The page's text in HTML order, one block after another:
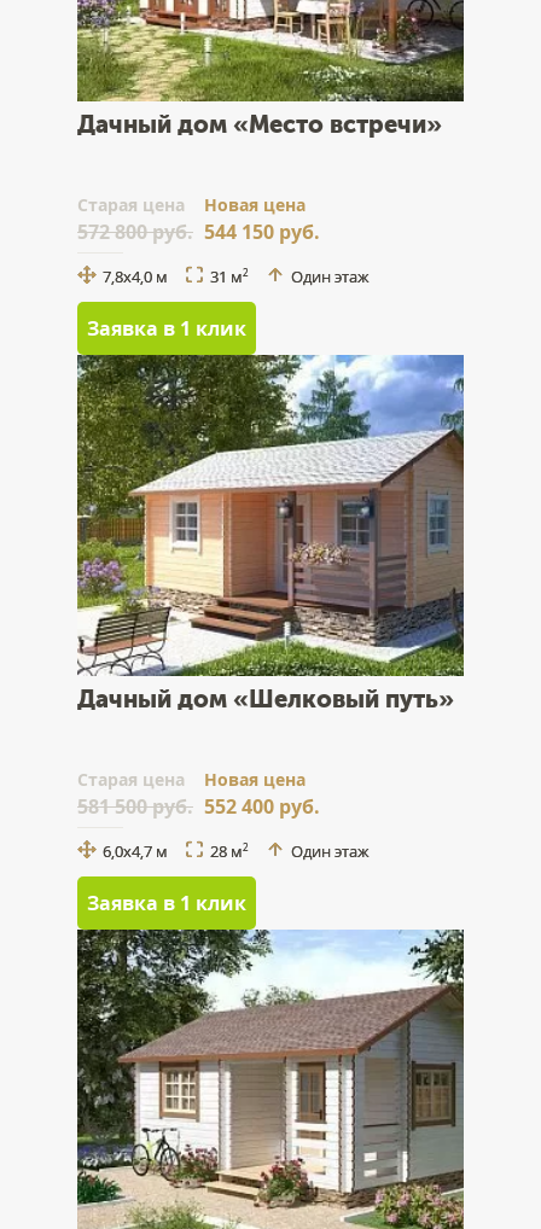
Дачный дом «Место встречи»
Cтарая цена
572 800 руб.
Новая цена
544 150 руб.
7,8х4,0 м 31 м2 Один этаж
Заявка в 1 клик
Дачный дом «Шелковый путь»
Cтарая цена
581 500 руб.
Новая цена
552 400 руб.
6,0x4,7 м 28 м2 Один этаж
Заявка в 1 клик